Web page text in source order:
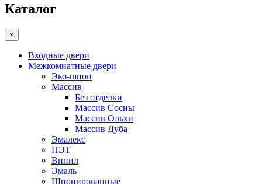
Каталог
×
Входные двери
Межкомнатные двери
Эко-шпон
Массив
Без отделки
Массив Сосны
Массив Ольхи
Массив Дуба
Эмалекс
ПЭТ
Винил
Эмаль
Шпонированные